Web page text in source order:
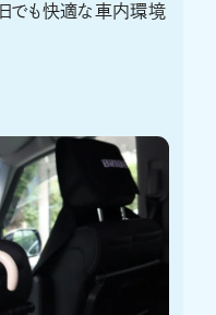
でも快適な車内環境